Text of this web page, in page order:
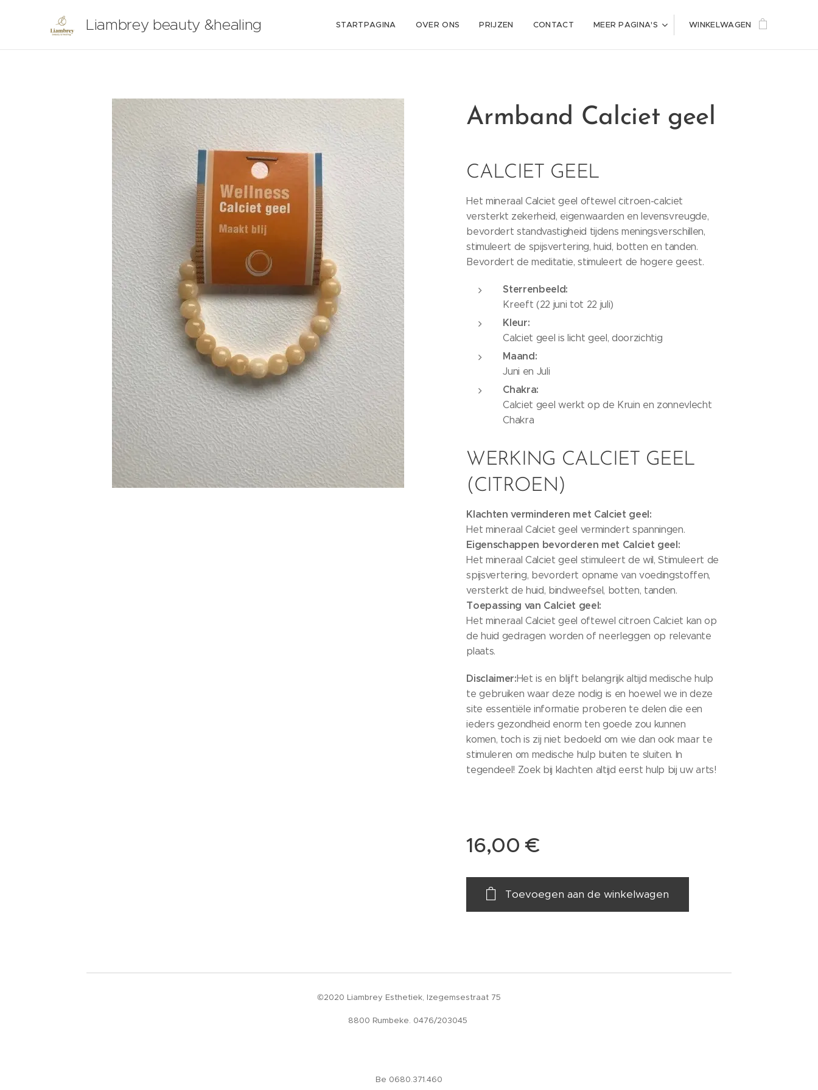
Liambrey beauty &healing STARTPAGINA OVER ONS PRIJZEN CONTACT MEER PAGINA'S WINKELWAGEN
Armband Calciet geel
CALCIET GEEL
Het mineraal Calciet geel oftewel citroen-calciet
versterkt zekerheid, eigenwaarden en levensvreugde,
bevordert standvastigheid tijdens meningsverschillen,
stimuleert de spijsvertering, huid, botten en tanden.
Bevordert de meditatie, stimuleert de hogere geest.
Sterrenbeeld:
Kreeft (22 juni tot 22 juli)
Kleur:
Calciet geel is licht geel, doorzichtig
Maand:
Juni en Juli
Chakra:
Calciet geel werkt op de Kruin en zonnevlecht
Chakra
WERKING CALCIET GEEL
(CITROEN)
Klachten verminderen met Calciet geel:
Het mineraal Calciet geel vermindert spanningen.
Eigenschappen bevorderen met Calciet geel:
Het mineraal Calciet geel stimuleert de wil, Stimuleert de
spijsvertering, bevordert opname van voedingstoffen,
versterkt de huid, bindweefsel, botten, tanden.
Toepassing van Calciet geel:
Het mineraal Calciet geel oftewel citroen Calciet kan op
de huid gedragen worden of neerleggen op relevante
plaats.
Disclaimer:Het is en blijft belangrijk altijd medische hulp
te gebruiken waar deze nodig is en hoewel we in deze
site essentiële informatie proberen te delen die een
ieders gezondheid enorm ten goede zou kunnen
komen, toch is zij niet bedoeld om wie dan ook maar te
stimuleren om medische hulp buiten te sluiten. In
tegendeel! Zoek bij klachten altijd eerst hulp bij uw arts!
16,00 €
Toevoegen aan de winkelwagen
©2020 Liambrey Esthetiek, Izegemsestraat 75
8800 Rumbeke. 0476/203045
Be 0680.371.460